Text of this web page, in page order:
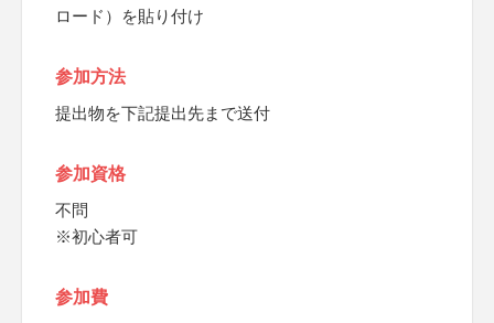
ロード）を貼り付け
参加方法
提出物を下記提出先まで送付
参加資格
不問
※初心者可
参加費